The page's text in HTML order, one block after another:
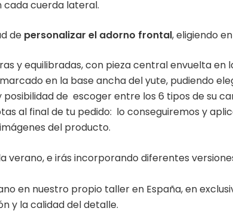
cada cuerda lateral.
de personalizar el adorno frontal, eligiendo
y equilibradas, con pieza central envuelta en
en la base ancha del yute, pudiendo
de escoger entre los 6 tipos de su
al final de tu pedido: lo conseguiremos y
del producto.
verano, e irás incorporando diferentes
en nuestro propio taller en España, en
y la calidad del detalle.